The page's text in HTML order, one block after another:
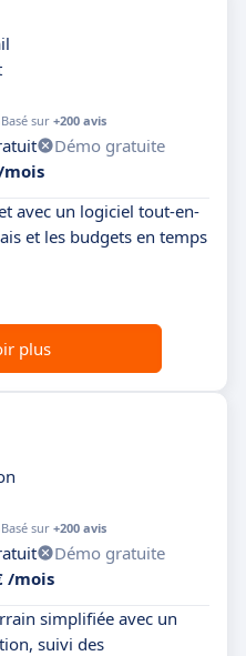
Basé sur +200 avis
Démo gratuite
mois
avec un logiciel tout-en-
et les budgets en temps
plus
Basé sur +200 avis
Démo gratuite
/mois
simplifiée avec un
suivi des